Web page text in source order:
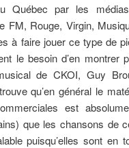
Québec par les
FM, Rouge, Virgin,
à faire jouer ce type de
le besoin d’en montrer
de CKOI, Guy
qu’en général le
est
que les chansons de
puisqu’elles sont en